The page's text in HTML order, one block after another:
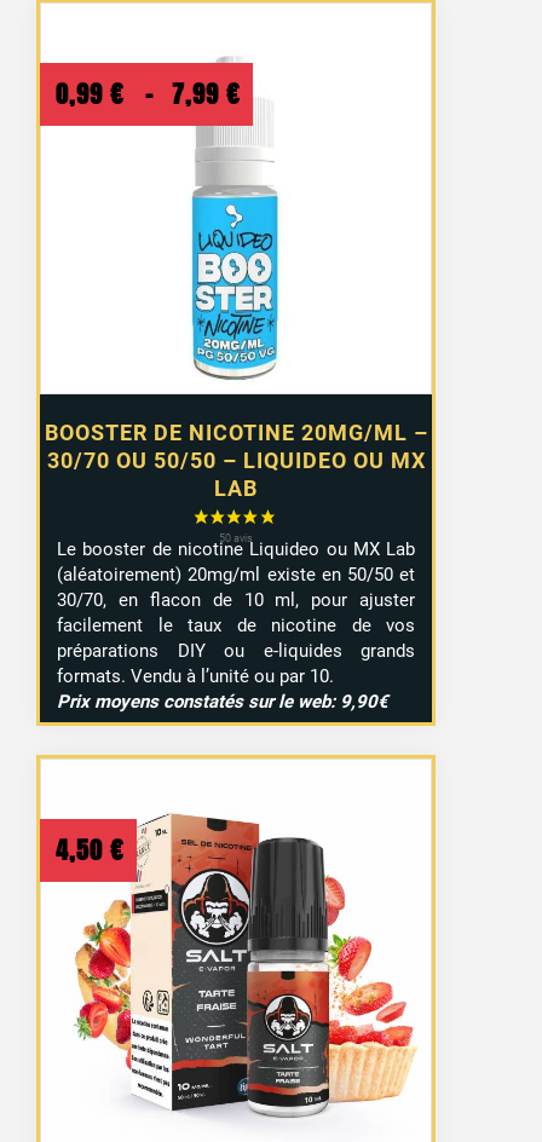
BOOSTER DE NICOTINE 20MG/ML –
30/70 OU 50/50 – LIQUIDEO OU MX
LAB
0,99 € – 7,99 € Plage
de
prix :
0,99 €
à
7,99 €
Le booster de nicotine Liquideo ou MX Lab
(aléatoirement) 20mg/ml existe en 50/50 et
30/70, en flacon de 10 ml, pour ajuster
facilement le taux de nicotine de vos
préparations DIY ou e-liquides grands
formats. Vendu à l’unité ou par 10.
Prix moyens constatés sur le web: 9,90€
4,50 €